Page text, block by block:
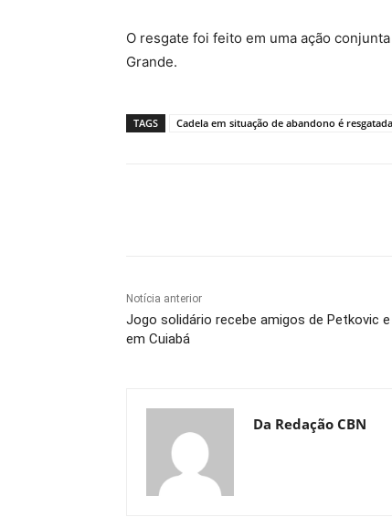
O resgate foi feito em uma ação
Grande.
TAGS Cadela em situação de abandono é
Notícia anterior
Jogo solidário recebe amigos de Petkovic
em Cuiabá
Da Redação CBN